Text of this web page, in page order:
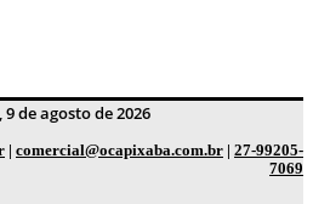
de agosto de 2026
| comercial@ocapixaba.com.br | 27-99205-
7069